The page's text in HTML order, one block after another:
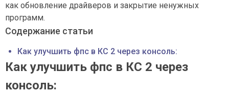
как обновление драйверов и закрытие ненужных
программ.
Содержание статьи
Как улучшить фпс в КС 2 через консоль:
Как улучшить фпс в КС 2 через
консоль: